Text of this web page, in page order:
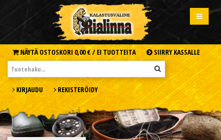
NÄYTÄ OSTOSKORI 0,00 € / EI TUOTTEITA SIIRRY KASSALLE
KIRJAUDU REKISTERÖIDY